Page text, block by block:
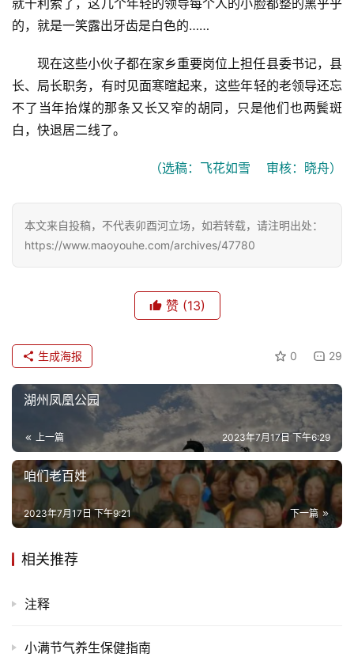
的，就是一笑露出牙齿是白色的……
现在这些小伙子都在家乡重要岗位上担任县委书记，县
长、局长职务，有时见面寒暄起来，这些年轻的老领导还忘
不了当年抬煤的那条又长又窄的胡同，只是他们也两鬓斑
白，快退居二线了。
（选稿：飞花如雪    审核：晓舟）
本文来自投稿，不代表卯酉河立场，如若转载，请注明出处：
https://www.maoyouhe.com/archives/47780
赞 (13)
0 29
生成海报
湖州凤凰公园
上一篇 2023年7月17日 下午6:29
咱们老百姓
下一篇
2023年7月17日 下午9:21
相关推荐
注释
小满节气养生保健指南